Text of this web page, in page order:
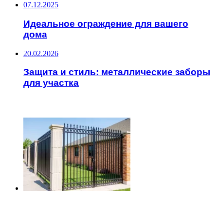
07.12.2025
Идеальное ограждение для вашего
дома
20.02.2026
Защита и стиль: металлические заборы
для участка